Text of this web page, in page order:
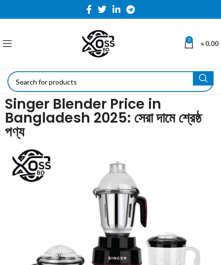
0 ৳0.00
Singer Blender Price in
Bangladesh 2025: সেরা দামে শ্রেষ্ঠ
পণ্য